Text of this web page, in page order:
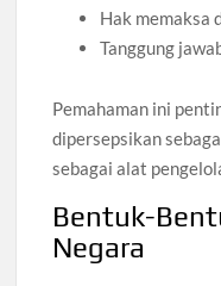
Hak memaksa
Tanggung
Pemahaman ini
dipersepsikan
sebagai alat
Bentuk-
Negara